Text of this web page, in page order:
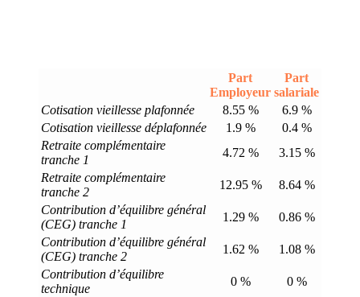
Part
Employeur
Part
salariale
Cotisation vieillesse plafonnée
8.55 %
6.9 %
Cotisation vieillesse déplafonnée
1.9 %
0.4 %
Retraite complémentaire
tranche 1
4.72 %
3.15 %
Retraite complémentaire
tranche 2
12.95 %
8.64 %
Contribution d’équilibre général
(CEG) tranche 1
1.29 %
0.86 %
Contribution d’équilibre général
(CEG) tranche 2
1.62 %
1.08 %
Contribution d’équilibre
technique
0 % 0 %